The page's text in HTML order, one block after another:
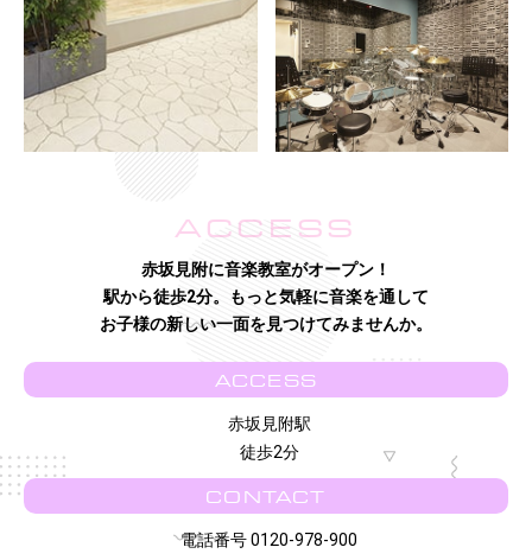
ACCESS
赤坂見附に音楽教室がオープン！
駅から徒歩2分。もっと気軽に音楽を通して
お子様の新しい一面を見つけてみませんか。
ACCESS
赤坂見附駅
徒歩2分
CONTACT
電話番号 0120-978-900